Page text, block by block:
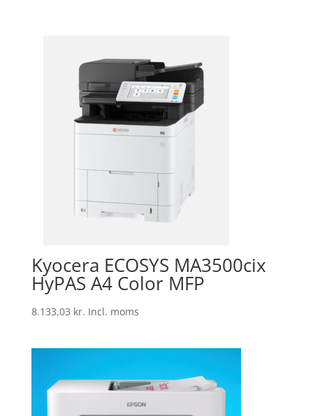
Kyocera ECOSYS MA3500cix
HyPAS A4 Color MFP
8.133,03 kr. Incl. moms